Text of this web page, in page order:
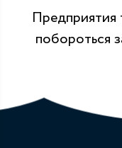
Предприятия
побороться